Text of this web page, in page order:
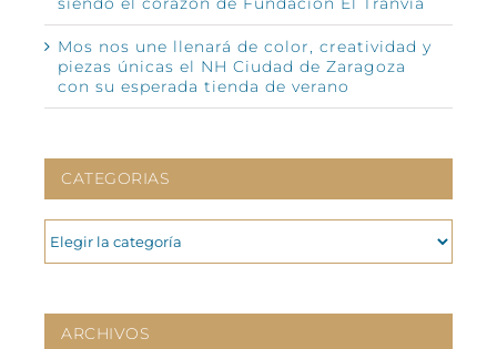
Mos nos une llenará de color, creatividad y
piezas únicas el NH Ciudad de Zaragoza
con su esperada tienda de verano
CATEGORIAS
CATEGORIAS
ARCHIVOS